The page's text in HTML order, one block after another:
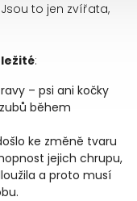
to jen zvířata,
:
– psi ani kočky
během
ke změně tvaru
jejich chrupu,
a proto musí